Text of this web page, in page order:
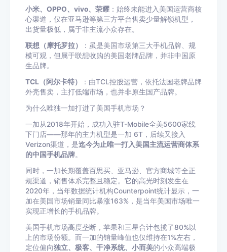
小米、 OPPO、 vivo、 荣耀 ：始终未能进入美国运营商核
心渠道，仅在亚马逊等第三方平台售卖少量解锁机型，
出货量极低，属于非主流小众存在。
联想 （摩托罗拉）
：虽是美国市场第三大手机品牌、规
模可观，但属于联想收购的美国老牌品牌，并非中国原
生品牌。
TCL（阿尔卡特）
：由TCL控股运营，依托法国老牌品牌
外壳售卖，主打低端市场，也并非原生国产品牌。
为什么唯独一加打进了美国手机市场？
一加从2018年开始，成功入驻T-Mobile全美5600家线
下门店——那年的主力机型是一加 6T，后续又接入
Verizon渠道，是迄今为止唯一打入美国主流运营商体系
的中国手机品牌。
同时，一加长期覆盖百思买、亚马逊、官方商城等全正
规渠道，销售体系完整且稳定。它的高光时刻发生在
2020年，当年数据统计机构Counterpoint统计显示，一
加在美国市场销量同比暴涨163%，是当年美国市场唯一
实现正增长的手机品牌。
美国手机市场高度垄断， 苹果和三星合计包揽了80%以
上的市场份额。而一加的销量峰值也仅维持在1%左右，
定位偏向独立、极客、干净系统、小而美的小众高端极